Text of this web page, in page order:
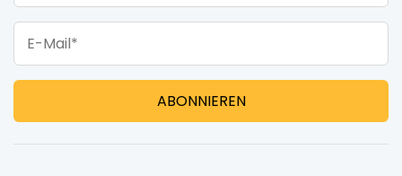
E-Mail*